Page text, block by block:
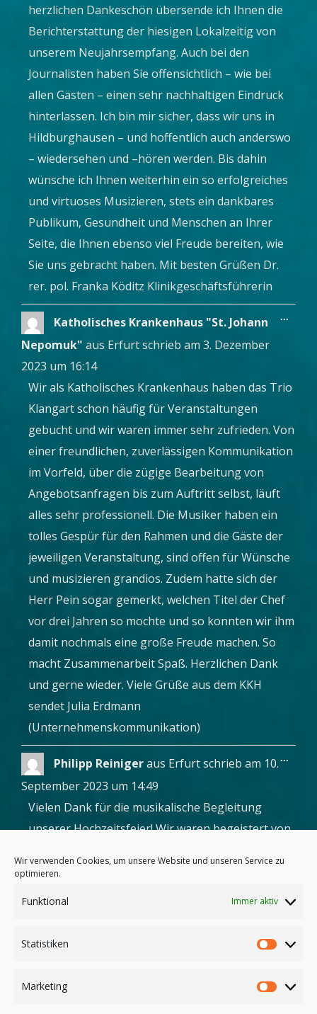
Wir verwenden Cookies, um unsere Website und unseren Service zu
optimieren.
Funktional Immer aktiv
Statistiken
Marketing
herzlichen Dankeschön übersende ich Ihnen die
Berichterstattung der hiesigen Lokalzeitig von
unserem Neujahrsempfang. Auch bei den
Journalisten haben Sie offensichtlich – wie bei
allen Gästen – einen sehr nachhaltigen Eindruck
hinterlassen. Ich bin mir sicher, dass wir uns in
Hildburghausen – und hoffentlich auch anderswo
– wiedersehen und –hören werden. Bis dahin
wünsche ich Ihnen weiterhin ein so erfolgreiches
und virtuoses Musizieren, stets ein dankbares
Publikum, Gesundheit und Menschen an Ihrer
Seite, die Ihnen ebenso viel Freude bereiten, wie
Sie uns gebracht haben. Mit besten Grüßen Dr.
rer. pol. Franka Köditz Klinikgeschäftsführerin
Katholisches Krankenhaus "St. Johann
Nepomuk" aus Erfurtschrieb am 3. Dezember
2023 um 16:14
Wir als Katholisches Krankenhaus haben das Trio
Klangart schon häufig für Veranstaltungen
gebucht und wir waren immer sehr zufrieden. Von
einer freundlichen, zuverlässigen Kommunikation
im Vorfeld, über die zügige Bearbeitung von
Angebotsanfragen bis zum Auftritt selbst, läuft
alles sehr professionell. Die Musiker haben ein
tolles Gespür für den Rahmen und die Gäste der
jeweiligen Veranstaltung, sind offen für Wünsche
und musizieren grandios. Zudem hatte sich der
Herr Pein sogar gemerkt, welchen Titel der Chef
vor drei Jahren so mochte und so konnten wir ihm
damit nochmals eine große Freude machen. So
macht Zusammenarbeit Spaß. Herzlichen Dank
und gerne wieder. Viele Grüße aus dem KKH
sendet Julia Erdmann
(Unternehmenskommunikation)
...
Philipp Reinigeraus Erfurtschrieb am 10.
September 2023 um 14:49
Vielen Dank für die musikalische Begleitung
unserer Hochzeitsfeier! Wir waren begeistert von
gemacht haben. Auch bei den Gästen kam die
...